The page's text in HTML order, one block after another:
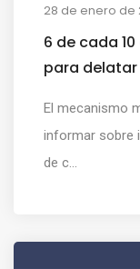
28 de enero de
6 de cada
para
El mecanismo
informar sobre
de c...